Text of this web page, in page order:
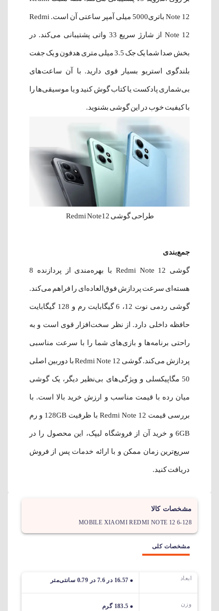
Note 12 باتری5000 میلی آمپر ساعتی آن است. Redmi
Note 12 از شارژ سریع 33 واتی پشتیبانی می‌کند. در
بخش صدا شما یک جک 3.5 میلی متری هدفون و یک جفت
بلندگوی استریو بسیار قوی دارید. با آن ساعت‌های
بی‌شماری پادکست‌ یا کتاب گوش کنید و یا موسیقی‌ها را
با کیفیت خوب در این گوشی بشنوید.
طراحی گوشی Redmi Note12
جمع‌بندی
گوشی Redmi Note 12 با بهره‌مندی از پردازنده 8
هسته‌ای سرعت پردازش فوق‌العاده‌ای را فراهم می‌کند.
گوشی ردمی نوت 12، 6 گیگابایت رم و 128 گیگابایت
حافظه داخلی دارد. از نظر سخت‌افزار قوی است و به
راحتی برنامه‌ها و بازی‌های شما را با سرعت مناسبی
پردازش می‌کند. گوشی Redmi Note 12 با دوربین اصلی
50 مگاپیکسلی و ویژگی‌های بی‌نظیر دیگر، یک گوشی
میان رده با قیمت مناسب و ارزش خرید بالا است. با
بررسی قیمت Redmi Note 12 با ظرفیت 128GB و رم
6GB و خرید آن از فروشگاه لیپک، این محصول را در
سریع‌ترین زمان ممکن و با ارائه خدمات پس از فروش
دریافت کنید.
مشخصات کالا
MOBILE XIAOMI REDMI NOTE 12 6-128
مشخصات کلی
ابعاد 16.57 در 7.6 در 0.79 سانتی‌متر
وزن 183.5 گرم